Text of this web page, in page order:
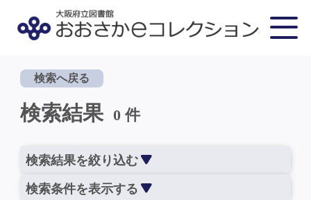
検索へ戻る
検索結果 0 件
検索結果を絞り込む
検索条件を表示する